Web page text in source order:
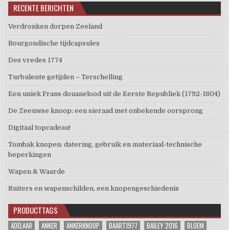
RECENTE BERICHTEN
Verdronken dorpen Zeeland
Bourgondische tijdcapsules
Des vredes 1774
Turbulente getijden – Terschelling
Een uniek Frans douanelood uit de Eerste Republiek (1792-1804)
De Zeeuwse knoop: een sieraad met onbekende oorsprong
Digitaal topcadeau!
Tombak knopen: datering, gebruik en materiaal-technische
beperkingen
Wapen & Waarde
Ruiters en wapenschilden, een knopengeschiedenis
PRODUCTTAGS
ADELAAR ANKER ANKERKNOOP BAART1977 BAILEY 2016 BLOEM